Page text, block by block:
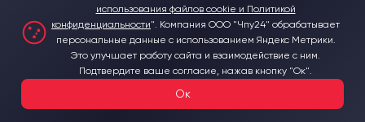
Лазерный станок CO2 c ЧПУ
использования файлов cookie и Политикой
конфиденциальности". Компания ООО "Чпу24" обрабатывает
персональные данные с использованием Яндекс Метрики.
Это улучшает работу сайта и взаимодействие с ним.
Подтвердите ваше согласие, нажав кнопку "Ок".
Ок